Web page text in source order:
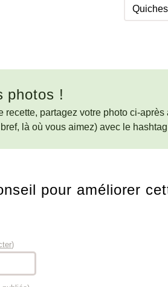
Quiches
photos !
recette, partagez votre photo ci-
là où vous aimez) avec le
pour améliorer
)